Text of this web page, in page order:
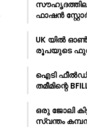
ഫാഷൻ
UK യിൽ
രൂപയുടെ ഫുഡ്
ഐടി
തമീമിന്റെ
ഒരു ജോലി
സ്വന്തം